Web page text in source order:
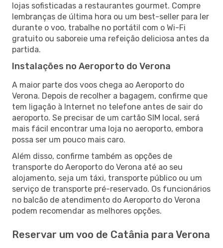
lojas sofisticadas a restaurantes gourmet. Compre
lembranças de última hora ou um best-seller para ler
durante o voo, trabalhe no portátil com o Wi-Fi
gratuito ou saboreie uma refeição deliciosa antes da
partida.
Instalações no Aeroporto do Verona
A maior parte dos voos chega ao Aeroporto do
Verona. Depois de recolher a bagagem, confirme que
tem ligação à Internet no telefone antes de sair do
aeroporto. Se precisar de um cartão SIM local, será
mais fácil encontrar uma loja no aeroporto, embora
possa ser um pouco mais caro.
Além disso, confirme também as opções de
transporte do Aeroporto do Verona até ao seu
alojamento, seja um táxi, transporte público ou um
serviço de transporte pré-reservado. Os funcionários
no balcão de atendimento do Aeroporto do Verona
podem recomendar as melhores opções.
Reservar um voo de Catânia para Verona